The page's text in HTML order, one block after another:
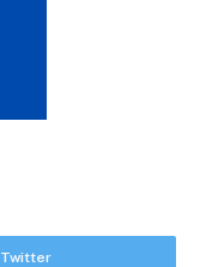
Twitter